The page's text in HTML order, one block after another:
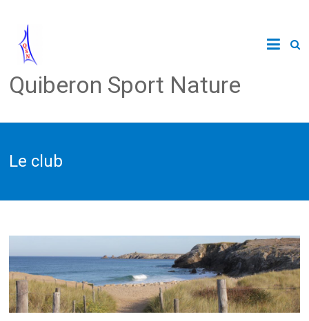
Quiberon Sport Nature
Le club